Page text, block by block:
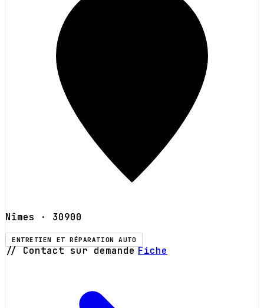
Nîmes · 30900
ENTRETIEN ET RÉPARATION AUTO
// Contact sur demande Fiche